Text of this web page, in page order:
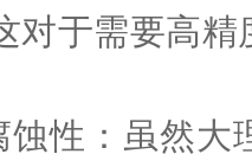
对于需要高
：虽然大